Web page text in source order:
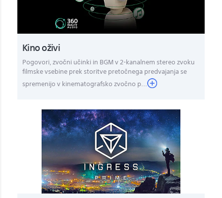
Kino oživi
Pogovori, zvočni učinki in BGM v 2-kanalnem stereo zvoku
filmske vsebine prek storitve pretočnega predvajanja se
spremenijo v kinematografsko zvočno p...